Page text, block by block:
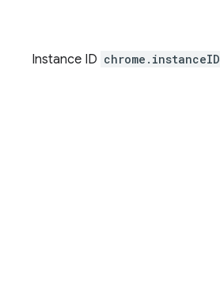
chrome.instanceID